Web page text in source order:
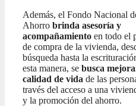
Además, el Fondo Nacional
Ahorro brinda asesoría y
acompañamiento en todo el
de compra de la vivienda,
búsqueda hasta la
esta manera, se busca
calidad de vida de las
través del acceso a una
y la promoción del ahorro.